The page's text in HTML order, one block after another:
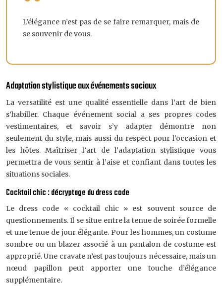
L’élégance n’est pas de se faire remarquer, mais de
se souvenir de vous.
Adaptation stylistique aux événements sociaux
La versatilité est une qualité essentielle dans l’art de bien
s’habiller. Chaque événement social a ses propres codes
vestimentaires, et savoir s’y adapter démontre non
seulement du style, mais aussi du respect pour l’occasion et
les hôtes. Maîtriser l’art de l’adaptation stylistique vous
permettra de vous sentir à l’aise et confiant dans toutes les
situations sociales.
Cocktail chic : décryptage du dress code
Le dress code « cocktail chic » est souvent source de
questionnements. Il se situe entre la tenue de soirée formelle
et une tenue de jour élégante. Pour les hommes, un costume
sombre ou un blazer associé à un pantalon de costume est
approprié. Une cravate n’est pas toujours nécessaire, mais un
nœud papillon peut apporter une touche d’élégance
supplémentaire.